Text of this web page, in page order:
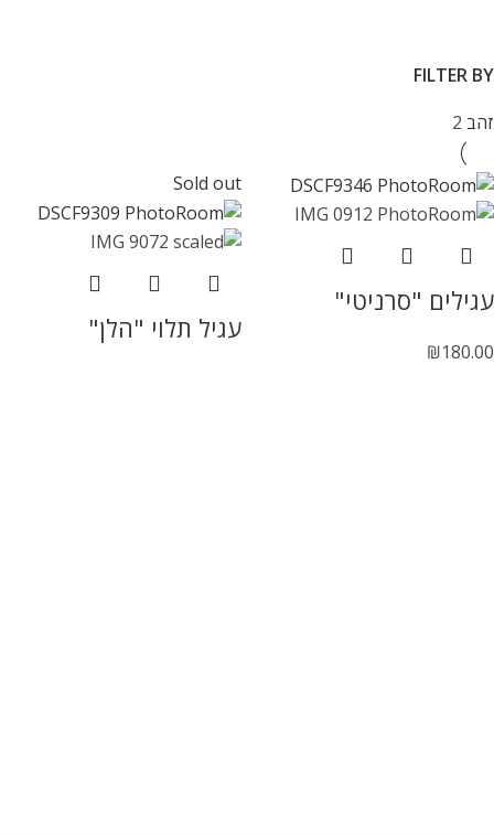
FILTER BY
זהב 2
עגילים "סרניטי"
₪180.00
Sold out
עגיל תלוי "הלן"